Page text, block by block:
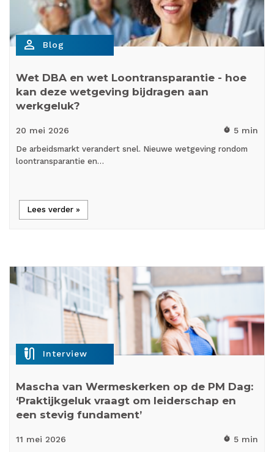
person_outline Blog
Wet DBA en wet Loontransparantie - hoe
kan deze wetgeving bijdragen aan
werkgeluk?
20 mei 2026 timer 5 min
De arbeidsmarkt verandert snel. Nieuwe wetgeving rondom
loontransparantie en…
Lees verder »
mic_external_on Interview
Mascha van Wermeskerken op de PM Dag:
‘Praktijkgeluk vraagt om leiderschap en
een stevig fundament’
11 mei 2026 timer 5 min